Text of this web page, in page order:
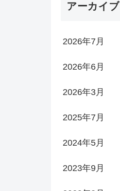
アーカイブ
2026年7月
2026年6月
2026年3月
2025年7月
2024年5月
2023年9月